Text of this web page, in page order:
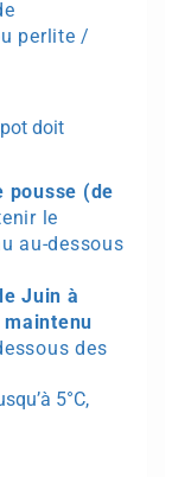
perlite /
doit
pousse (de
le
au-dessous
Juin à
des
5°C,